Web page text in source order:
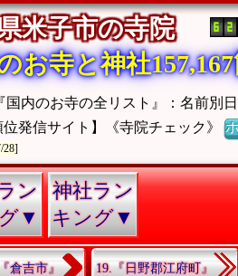
米子市の寺院
お寺と神社
国内のお寺の全リスト』：名前別
位発信サイト】《寺院チェック》
28]
ン
▼
神社ラン
キング▼
倉吉市』 19.『日野郡江府町』